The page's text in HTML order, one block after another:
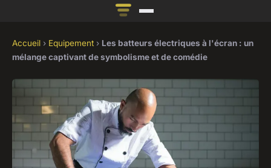
Accueil › Equipement › Les batteurs électriques à l'écran : un
mélange captivant de symbolisme et de comédie